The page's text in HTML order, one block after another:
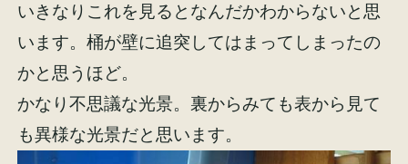
いきなりこれを見るとなんだかわからないと思
います。桶が壁に追突してはまってしまったの
かと思うほど。
かなり不思議な光景。裏からみても表から見て
も異様な光景だと思います。